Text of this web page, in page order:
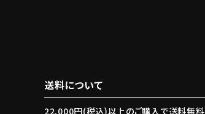
送料について
22,000円(税込)以上のご購入で送料無料